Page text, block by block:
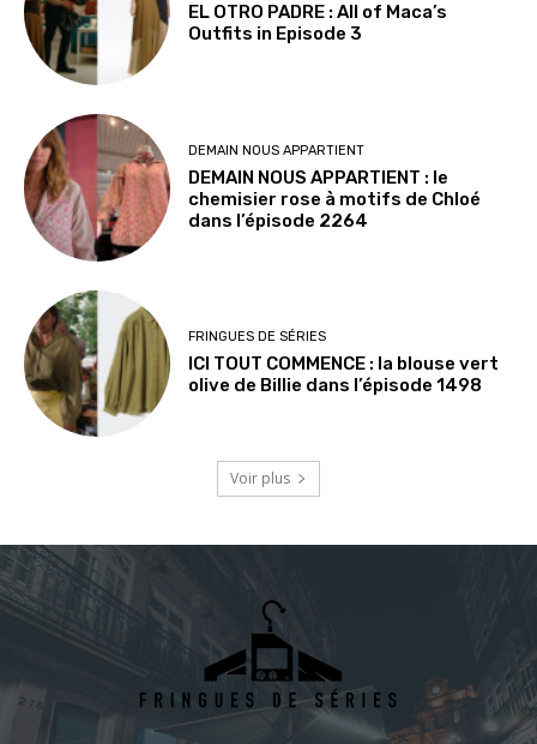
EL OTRO PADRE : All of Maca’s
Outfits in Episode 3
DEMAIN NOUS APPARTIENT
DEMAIN NOUS APPARTIENT : le
chemisier rose à motifs de Chloé
dans l’épisode 2264
FRINGUES DE SÉRIES
ICI TOUT COMMENCE : la blouse vert
olive de Billie dans l’épisode 1498
Voir plus